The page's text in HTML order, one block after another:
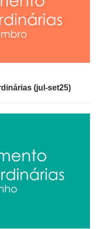
(jul-set25)